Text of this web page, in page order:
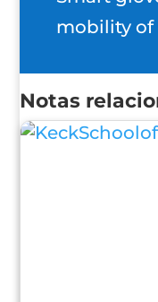
mobility of
Notas